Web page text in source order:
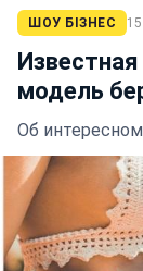
ШОУ БІЗНЕС
модель
Об